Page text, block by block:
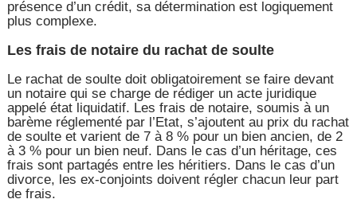
présence d’un crédit, sa détermination est logiquement
plus complexe.
Les frais de notaire du rachat de soulte
Le rachat de soulte doit obligatoirement se faire devant
un notaire qui se charge de rédiger un acte juridique
appelé état liquidatif. Les frais de notaire, soumis à un
barème réglementé par l’Etat, s’ajoutent au prix du rachat
de soulte et varient de 7 à 8 % pour un bien ancien, de 2
à 3 % pour un bien neuf. Dans le cas d’un héritage, ces
frais sont partagés entre les héritiers. Dans le cas d’un
divorce, les ex-conjoints doivent régler chacun leur part
de frais.